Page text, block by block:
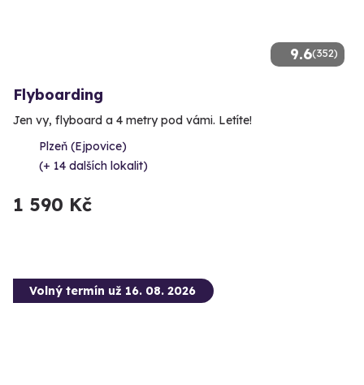
9.6(352)
Flyboarding
Jen vy, flyboard a 4 metry pod vámi. Letíte!
Plzeň (Ejpovice)
(+ 14 dalších lokalit)
1 590 Kč
Volný termín už 16. 08. 2026